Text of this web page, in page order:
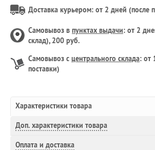
Доставка курьером: от 2 дней (после
Самовывоз в пунктах выдачи: от 2
склад), 200 руб.
Самовывоз с центрального склада: от
поставки)
Характеристики товара
Доп. характеристики товара
Оплата и доставка